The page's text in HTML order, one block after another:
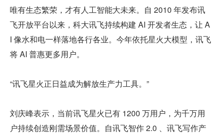
唯有生态繁荣，才有人工智能大未来。自 2010 年发布讯
飞开放平台以来，科大讯飞持续构建 AI 开发者生态，让 A
I 像水和电一样落地各行各业。今年依托星火大模型，讯飞
将 AI 普惠更多用户。
“讯飞星火正日益成为解放生产力工具。”
刘庆峰表示，当前讯飞星火已有 1200 万用户，为千万用
户持续创造刚需场景价值。自讯飞智作 2.0 、讯飞写作产